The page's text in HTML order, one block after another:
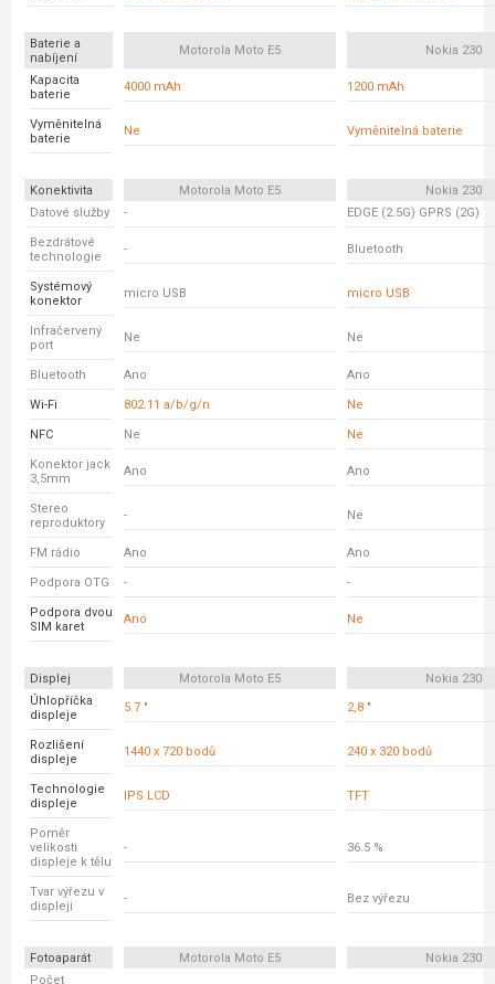
Baterie a
nabíjení
Motorola Moto E5 Nokia 230
Kapacita
baterie
4000 mAh 1200 mAh
Vyměnitelná
baterie
Ne Vyměnitelná baterie
Konektivita Motorola Moto E5
Nokia 230
Datové služby
- EDGE (2.5G) GPRS (2G)
Bezdrátové
technologie
- Bluetooth
Systémový
konektor
micro USB micro USB
Infračervený
port
Ne Ne
Bluetooth Ano Ano
Wi-Fi 802.11 a/b/g/n Ne
NFC Ne Ne
Konektor jack
3,5mm
Ano Ano
Stereo
reproduktory
- Ne
FM rádio Ano Ano
Podpora OTG - -
Podpora dvou
SIM karet
Ano Ne
Displej Motorola Moto E5
Nokia 230
Úhlopříčka
displeje
5.7 " 2,8 "
Rozlišení
displeje
1440 x 720 bodů 240 x 320 bodů
Technologie
displeje
IPS LCD TFT
Poměr
velikosti
displeje k tělu
- 36.5 %
Tvar výřezu v
displeji
- Bez výřezu
Fotoaparát Motorola Moto E5
Nokia 230
Počet